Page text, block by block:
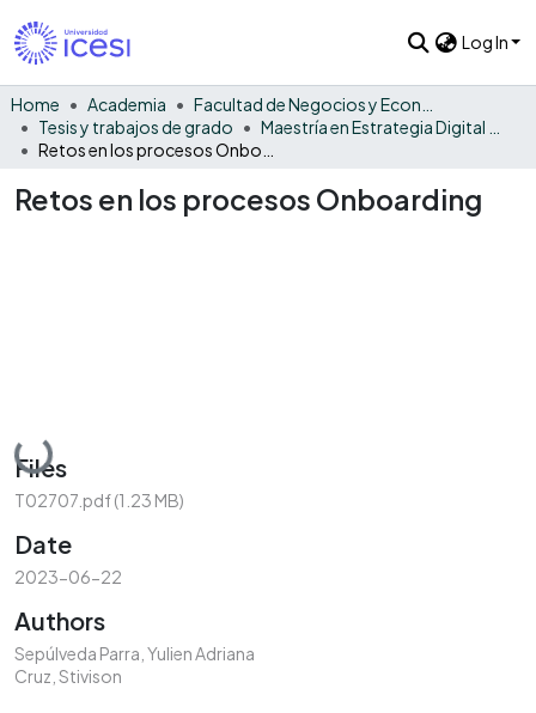
Log In
Home Academia
Tesis y trabajos de grado
Retos en los procesos Onboarding
Loading...
Files
T02707.pdf(1.23 MB)
Date
2023-06-22
Authors
Sepúlveda Parra, Yulien Adriana
Cruz, Stivison